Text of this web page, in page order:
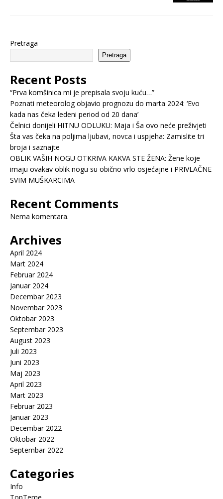
Pretraga
Pretraga
Recent Posts
“Prva komšinica mi je prepisala svoju kuću…”
Poznati meteorolog objavio prognozu do marta 2024: ‘Evo
kada nas čeka ledeni period od 20 dana’
Čelnici donijeli HITNU ODLUKU: Maja i Ša ovo neće preživjeti
Šta vas čeka na poljima ljubavi, novca i uspjeha: Zamislite tri
broja i saznajte
OBLIK VAŠIH NOGU OTKRIVA KAKVA STE ŽENA: Žene koje
imaju ovakav oblik nogu su obično vrlo osjećajne i PRIVLAČNE
SVIM MUŠKARCIMA
Recent Comments
Nema komentara.
Archives
April 2024
Mart 2024
Februar 2024
Januar 2024
Decembar 2023
Novembar 2023
Oktobar 2023
Septembar 2023
August 2023
Juli 2023
Juni 2023
Maj 2023
April 2023
Mart 2023
Februar 2023
Januar 2023
Decembar 2022
Oktobar 2022
Septembar 2022
Categories
Info